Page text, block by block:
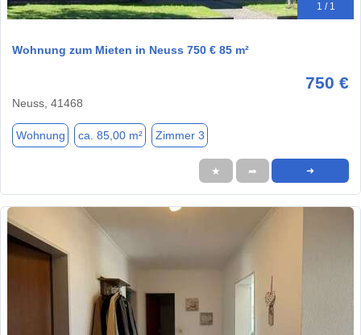
1 / 1
Wohnung zum Mieten in Neuss 750 € 85 m²
750 €
Neuss, 41468
Wohnung ca. 85,00 m² Zimmer 3
★ ➦ ➜